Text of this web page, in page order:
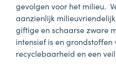
gevolgen voor het milieu.
aanzienlijk
giftige en schaarse zware
intensief is en
recyclebaarheid en een